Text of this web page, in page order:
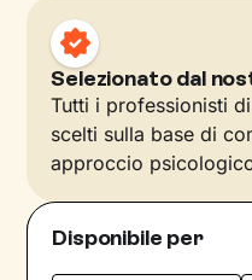
Selezionato dal
Tutti i professionisti
scelti sulla base di
approccio
Disponibile per